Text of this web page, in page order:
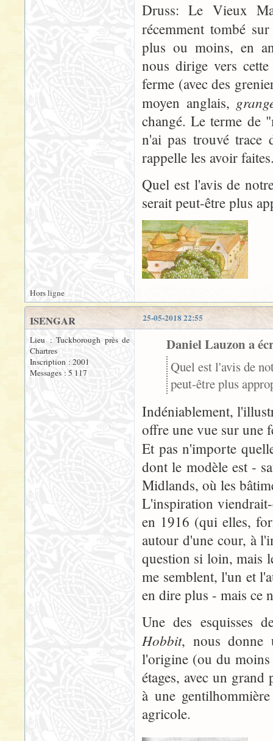
Druss: Le Vieux
récemment tombé
plus ou moins, en
nous dirige vers
ferme (avec des
moyen anglais,
changé. Le terme de
n'ai pas trouvé trace
rappelle les avoir
Quel est l'avis de
serait peut-être plus
Hors ligne
25-05-2018 22:55
ISENGAR
Lieu : Tuckborough près de
Chartres
Inscription : 2001
Messages : 5 117
Daniel Lauzon a
Quel est l'avis de
peut-être plus
Indéniablement,
offre une vue sur une
Et pas n'importe
dont le modèle est -
Midlands, où les
L'inspiration
en 1916 (qui elles,
autour d'une cour, à
question si loin, mais
me semblent, l'un et
en dire plus - mais ce
Une des esquisses
Hobbit, nous donne
l'origine (ou du moins
étages, avec un
à une
agricole.